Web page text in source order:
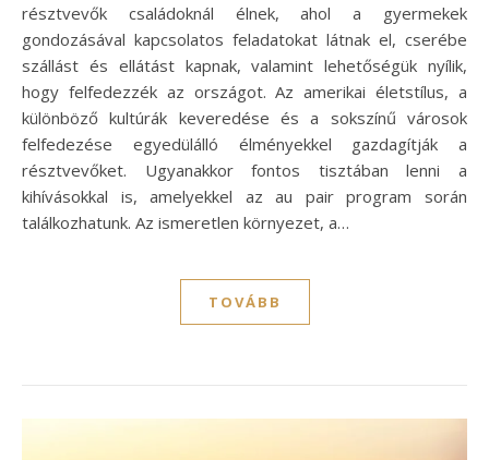
résztvevők családoknál élnek, ahol a gyermekek
gondozásával kapcsolatos feladatokat látnak el, cserébe
szállást és ellátást kapnak, valamint lehetőségük nyílik,
hogy felfedezzék az országot. Az amerikai életstílus, a
különböző kultúrák keveredése és a sokszínű városok
felfedezése egyedülálló élményekkel gazdagítják a
résztvevőket. Ugyanakkor fontos tisztában lenni a
kihívásokkal is, amelyekkel az au pair program során
találkozhatunk. Az ismeretlen környezet, a…
TOVÁBB